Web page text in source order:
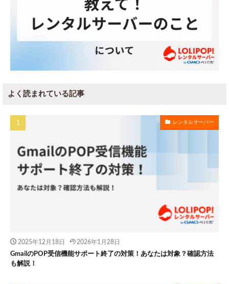
よく読まれている記事
レンタルサーバー
2025年12月18日 2026年1月28日
GmailのPOP受信機能サポート終了の対策！あなたは対象？確認方法
も解説！